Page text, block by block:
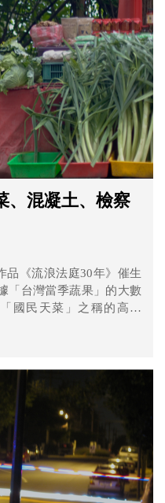
、混凝土、檢察
品《流浪法庭30年》催生
「台灣當季蔬果」的大數
國民天菜」之稱的高麗